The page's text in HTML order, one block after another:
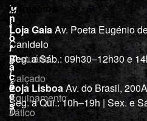
M
i
l
í
c
i
a
“
D
L
o
j
a
Vestuário
Calçado
Equipamento
Tático
I
n
f
o
r
m
a
ç
õ
e
s
Contactos
Loja GaiaAv. Poeta Eugénio
Canidelo
Seg. a Sáb.: 09h30–12h30 e
Loja LisboaAv. do Brasil,
Seg. a Qui.: 10h–19h | Sex. e